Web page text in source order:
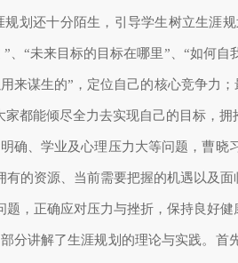
划还十分陌生，引导学生树立生涯
”、“未来目标的目标在哪里”、“如何自
来谋生的”，定位自己的核心竞争力；
都能倾尽全力去实现自己的目标，拥
确、学业及心理压力大等问题，曹
的资源、当前需要把握的机遇以及
，正确应对压力与挫折，保持良好健
分讲解了生涯规划的理论与实践。